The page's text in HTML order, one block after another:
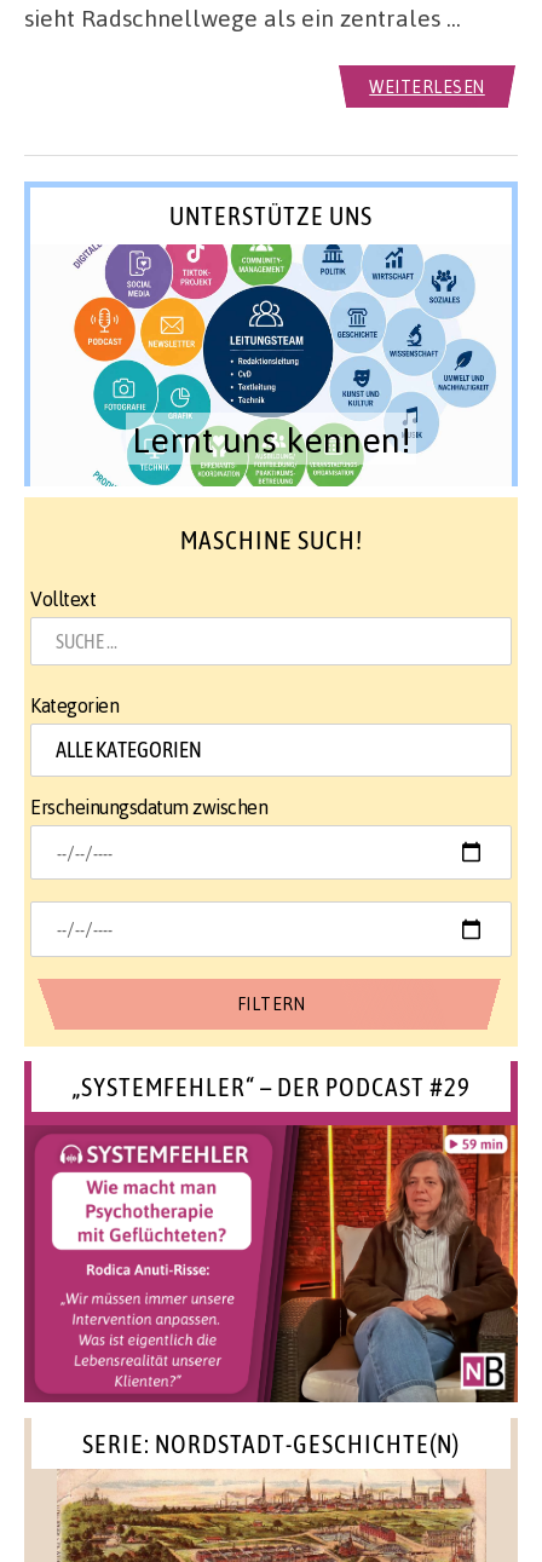
sieht Radschnellwege als ein zentrales …
WEITERLESEN
UNTERSTÜTZE UNS
Lernt uns kennen!
MASCHINE SUCH!
Volltext
Kategorien
Erscheinungsdatum zwischen
„SYSTEMFEHLER“ – DER PODCAST #29
SERIE: NORDSTADT-GESCHICHTE(N)